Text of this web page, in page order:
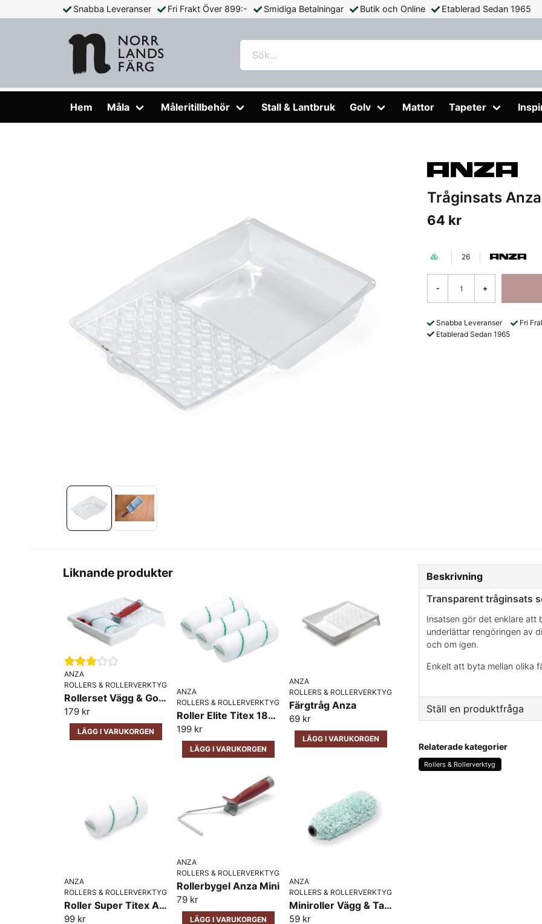
Snabba Leveranser Fri Frakt Över 899:- Smidiga Betalningar Butik och Online Etablerad Sedan 1965
Hem Måla Måleritillbehör Stall & Lantbruk Golv Mattor Tapeter
Tråginsats
64 kr
26
- +
Snabba Leveranser Fri
Etablerad Sedan 1965
Liknande produkter
ANZA
ROLLERS & ROLLERVERKTYG
Rollerset Vägg & Golv Elite Anza 18cm
179 kr
LÄGG I VARUKORGEN
ANZA
ROLLERS & ROLLERVERKTYG
Roller Elite Titex 18cm 3-P
199 kr
LÄGG I VARUKORGEN
ANZA
ROLLERS & ROLLERVERKTYG
Färgtråg Anza
69 kr
LÄGG I VARUKORGEN
ANZA
ROLLERS & ROLLERVERKTYG
Roller Super Titex Anza Medelfin
99 kr
ANZA
ROLLERS & ROLLERVERKTYG
Rollerbygel Anza Mini
79 kr
LÄGG I VARUKORGEN
ANZA
ROLLERS & ROLLERVERKTYG
Miniroller Vägg & Tak Anza Micmex Platinum Medelfin
59 kr
Beskrivning
Transparent tråginsats
Insatsen gör det enklare att
underlättar rengöringen av
och om igen.
Enkelt att byta mellan olika
Ställ en produktfråga
Fråga oss något om
Relaterade kategorier
Rollers & Rollerverktyg